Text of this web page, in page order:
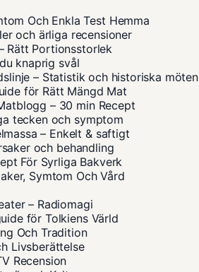
Och Enkla Test Hemma
och ärliga recensioner
Rätt Portionsstorlek
knaprig svål
– Statistik och historiska möten
för Rätt Mängd Mat
– 30 min Recept
tecken och symptom
– Enkelt & saftigt
och behandling
För Syrliga Bakverk
Symtom Och Vård
– Radiomagi
för Tolkiens Värld
Och Tradition
Livsberättelse
Recension